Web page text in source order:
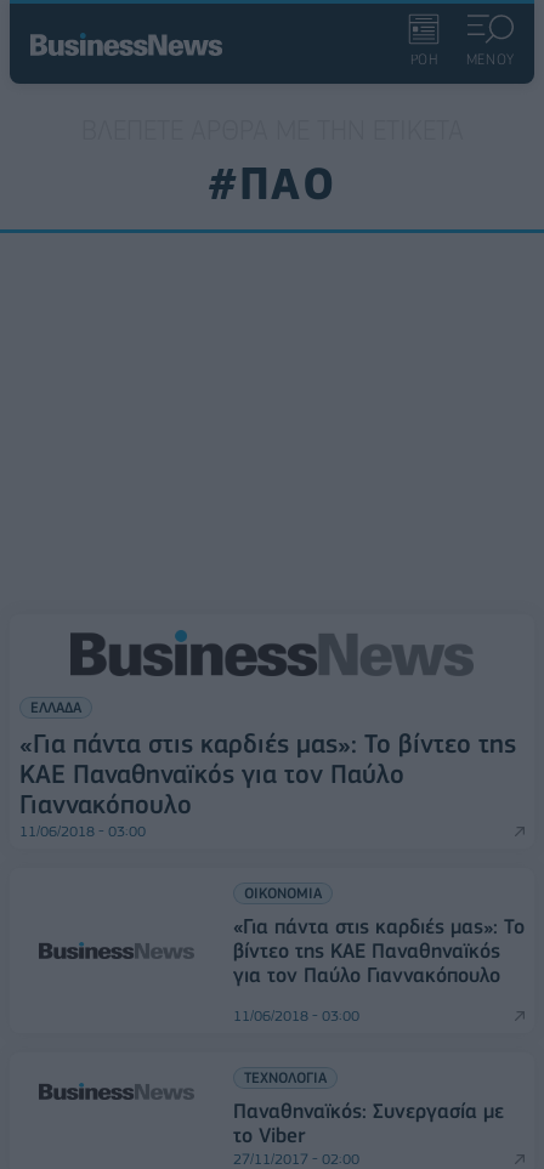
ΡΟΗ ΜΕΝΟΥ
#ΠΑΟ
ΕΛΛΑΔΑ
«Για πάντα στις καρδιές μας»: Το βίντεο της
ΚΑΕ Παναθηναϊκός για τον Παύλο
Γιαννακόπουλο
11/06/2018 - 03:00
ΟΙΚΟΝΟΜΙΑ
«Για πάντα στις καρδιές μας»: Το
βίντεο της ΚΑΕ Παναθηναϊκός
για τον Παύλο Γιαννακόπουλο
11/06/2018 - 03:00
ΤΕΧΝΟΛΟΓΙΑ
Παναθηναϊκός: Συνεργασία με
το Viber
27/11/2017 - 02:00